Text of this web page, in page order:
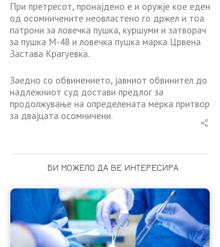
При претресот, пронајдено е и оружје кое еден
од осомничените неовластено го држел и тоа
патрони за ловечка пушка, куршуми и затворач
за пушка М-48 и ловечка пушка марка Црвена
Застава Крагуевка.
Заедно со обвинението, јавниот обвинител до
надлежниот суд достави предлог за
продолжување на определената мерка притвор
за двајцата осомничени.​​
БИ МОЖЕЛО ДА ВЕ ИНТЕРЕСИРА